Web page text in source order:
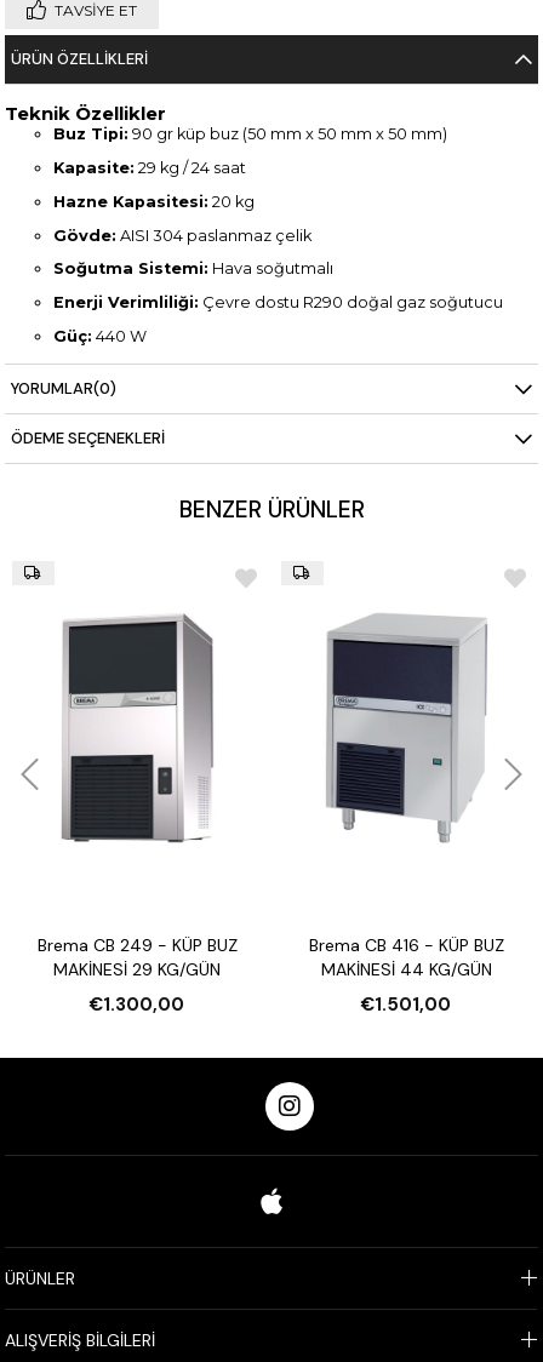
TAVSIYE ET
ÜRÜN ÖZELLIKLERI
Teknik Özellikler
Buz Tipi: 90 gr küp buz (50 mm x 50 mm x 50 mm)
Kapasite: 29 kg / 24 saat
Hazne Kapasitesi: 20 kg
Gövde: AISI 304 paslanmaz çelik
Soğutma Sistemi: Hava soğutmalı
Enerji Verimliliği: Çevre dostu R290 doğal gaz soğutucu
Güç: 440 W
Boyutlar:465 x 595 x 789 mm
YORUMLAR(0)
ÖDEME SEÇENEKLERI
BENZER ÜRÜNLER
Brema CB 249 - KÜP BUZ
MAKİNESİ 29 KG/GÜN
€1.300,00
Brema CB 416 - KÜP BUZ
MAKİNESİ 44 KG/GÜN
€1.501,00
ÜRÜNLER
ALIŞVERİŞ BİLGİLERİ